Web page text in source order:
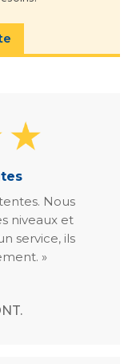
Nous
niveaux et
service, ils
»